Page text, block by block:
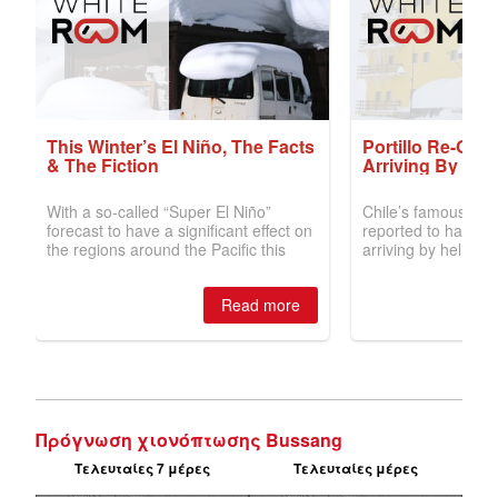
Πρόγνωση χιονόπτωσης Bussang
Τελευταίες 7 μέρες Τελευταίες μέρες